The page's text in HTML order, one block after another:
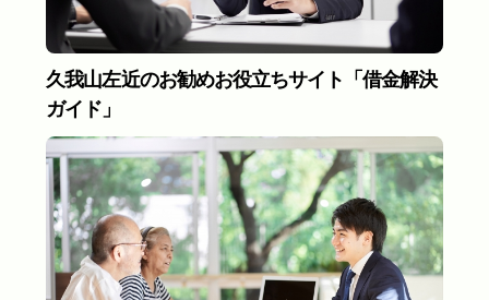
久我山左近のお勧めお役立ちサイト「借金解決
ガイド」